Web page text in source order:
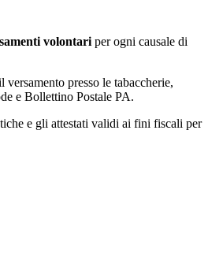
volontari per ogni causale di
presso le tabaccherie,
e Bollettino Postale PA.
e gli attestati validi ai fini fiscali per